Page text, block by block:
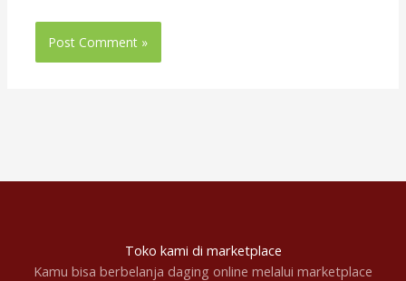
Toko kami di marketplace
Kamu bisa berbelanja daging online melalui marketplace